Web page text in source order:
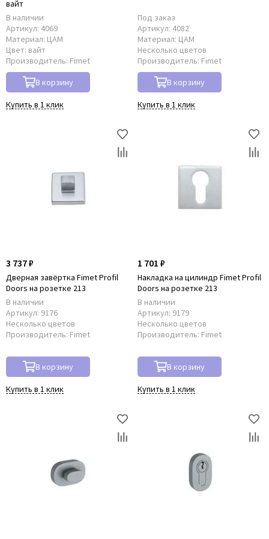
вайт
В наличии
Артикул: 4069
Материал: ЦАМ
Цвет: вайт
Производитель: Fimet
В корзину
Купить в 1 клик
Под заказ
Артикул: 4082
Материал: ЦАМ
Несколько цветов
Производитель: Fimet
В корзину
Купить в 1 клик
3 737 ₽
Дверная завёртка Fimet Profil
Doors на розетке 213
В наличии
Артикул: 9176
Несколько цветов
Производитель: Fimet
В корзину
Купить в 1 клик
1 701 ₽
Накладка на цилиндр Fimet Profil
Doors на розетке 213
В наличии
Артикул: 9179
Несколько цветов
Производитель: Fimet
В корзину
Купить в 1 клик